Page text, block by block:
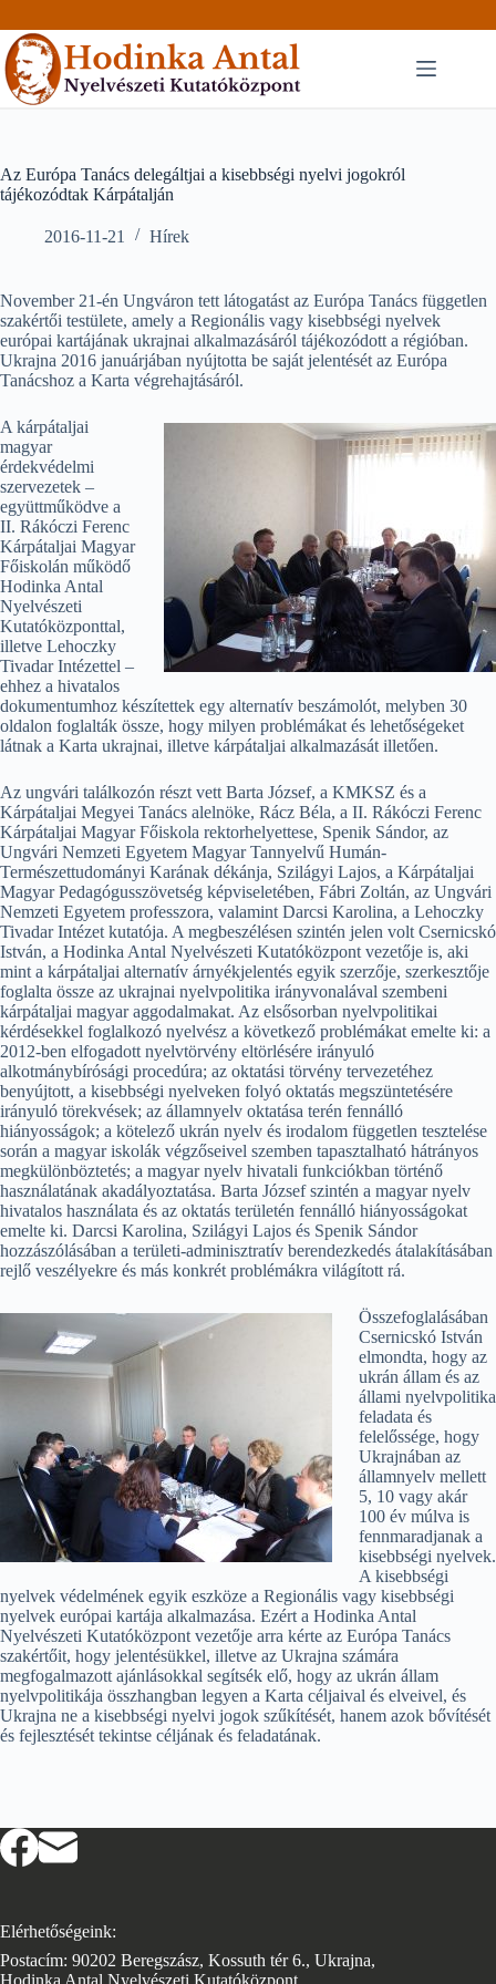
to
content
Az Európa Tanács delegáltjai a kisebbségi nyelvi jogokról
tájékozódtak Kárpátalján
2016-11-21 Hírek
November 21-én Ungváron tett látogatást az Európa Tanács független
szakértői testülete, amely a Regionális vagy kisebbségi nyelvek
európai kartájának ukrajnai alkalmazásáról tájékozódott a régióban.
Ukrajna 2016 januárjában nyújtotta be saját jelentését az Európa
Tanácshoz a Karta végrehajtásáról.
A kárpátaljai
magyar
érdekvédelmi
szervezetek –
együttműködve a
II. Rákóczi Ferenc
Kárpátaljai Magyar
Főiskolán működő
Hodinka Antal
Nyelvészeti
Kutatóközponttal,
illetve Lehoczky
Tivadar Intézettel –
ehhez a hivatalos
dokumentumhoz készítettek egy alternatív beszámolót, melyben 30
oldalon foglalták össze, hogy milyen problémákat és lehetőségeket
látnak a Karta ukrajnai, illetve kárpátaljai alkalmazását illetően.
Az ungvári találkozón részt vett Barta József, a KMKSZ és a
Kárpátaljai Megyei Tanács alelnöke, Rácz Béla, a II. Rákóczi Ferenc
Kárpátaljai Magyar Főiskola rektorhelyettese, Spenik Sándor, az
Ungvári Nemzeti Egyetem Magyar Tannyelvű Humán-
Természettudományi Karának dékánja, Szilágyi Lajos, a Kárpátaljai
Magyar Pedagógusszövetség képviseletében, Fábri Zoltán, az Ungvári
Nemzeti Egyetem professzora, valamint Darcsi Karolina, a Lehoczky
Tivadar Intézet kutatója. A megbeszélésen szintén jelen volt Csernicskó
István, a Hodinka Antal Nyelvészeti Kutatóközpont vezetője is, aki
mint a kárpátaljai alternatív árnyékjelentés egyik szerzője, szerkesztője
foglalta össze az ukrajnai nyelvpolitika irányvonalával szembeni
kárpátaljai magyar aggodalmakat. Az elsősorban nyelvpolitikai
kérdésekkel foglalkozó nyelvész a következő problémákat emelte ki: a
2012-ben elfogadott nyelvtörvény eltörlésére irányuló
alkotmánybírósági procedúra; az oktatási törvény tervezetéhez
benyújtott, a kisebbségi nyelveken folyó oktatás megszüntetésére
irányuló törekvések; az államnyelv oktatása terén fennálló
hiányosságok; a kötelező ukrán nyelv és irodalom független tesztelése
során a magyar iskolák végzőseivel szemben tapasztalható hátrányos
megkülönböztetés; a magyar nyelv hivatali funkciókban történő
használatának akadályoztatása. Barta József szintén a magyar nyelv
hivatalos használata és az oktatás területén fennálló hiányosságokat
emelte ki. Darcsi Karolina, Szilágyi Lajos és Spenik Sándor
hozzászólásában a területi-adminisztratív berendezkedés átalakításában
rejlő veszélyekre és más konkrét problémákra világított rá.
Összefoglalásában
Csernicskó István
elmondta, hogy az
ukrán állam és az
állami nyelvpolitika
feladata és
felelőssége, hogy
Ukrajnában az
államnyelv mellett
5, 10 vagy akár
100 év múlva is
fennmaradjanak a
kisebbségi nyelvek.
A kisebbségi
nyelvek védelmének egyik eszköze a Regionális vagy kisebbségi
nyelvek európai kartája alkalmazása. Ezért a Hodinka Antal
Nyelvészeti Kutatóközpont vezetője arra kérte az Európa Tanács
szakértőit, hogy jelentésükkel, illetve az Ukrajna számára
megfogalmazott ajánlásokkal segítsék elő, hogy az ukrán állam
nyelvpolitikája összhangban legyen a Karta céljaival és elveivel, és
Ukrajna ne a kisebbségi nyelvi jogok szűkítését, hanem azok bővítését
és fejlesztését tekintse céljának és feladatának.
Elérhetőségeink:
Postacím: 90202 Beregszász, Kossuth tér 6., Ukrajna,
Hodinka Antal Nyelvészeti Kutatóközpont